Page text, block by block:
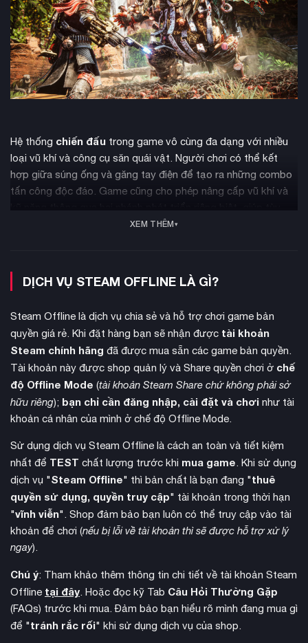
Hệ thống chiến đấu trong game vô cùng đa dạng với nhiều
loại vũ khí và công cụ săn quái vật. Người chơi có thể kết
hợp giữa súng ống và găng tay điện để tạo ra những combo
tấn công độc đáo. Game cũng cho phép nâng cấp vũ khí và
biến phong cách chiến đấu theo ý muốn.
Phầnchuyển độngcủa nhân vật được thiết kế mượt mà,
cho phép thực hiện các pha né tránh và phản công nhanh
nhẹn. Người chơi có thể chuyển đổi linh hoạt giữa các loại vũ
khí để đối phó với từng loại kẻ thù khác nhau. Hệ thống điều
khiển được tối ưu hóa giúp dễ dàng thực hiện các combo tấn
công phức tạp.
XEM THÊM
DỊCH VỤ STEAM OFFLINE LÀ GÌ?
Steam Offline là dịch vụ chia sẻ và hỗ trợ chơi game bản
quyền giá rẻ. Khi đặt hàng bạn sẽ nhận được tài khoản
Steam chính hãng đã được mua sẵn các game bản quyền.
Tài khoản này được shop quản lý và Share quyền chơi ở chế
độ Offline Mode (tài khoản Steam Share chứ không phải sở
hữu riêng); bạn chỉ cần đăng nhập, cài đặt và chơi như tài
khoản cá nhân của mình ở chế độ Offline Mode.
Sử dụng dịch vụ Steam Offline là cách an toàn và tiết kiệm
nhất để TEST chất lượng trước khi mua game. Khi sử dụng
dịch vụ "Steam Offline" thì bản chất là bạn đang "thuê
quyền sử dụng, quyền truy cập" tài khoản trong thời hạn
"vĩnh viễn". Shop đảm bảo bạn luôn có thể truy cập vào tài
khoản để chơi (nếu bị lỗi về tài khoản thì sẽ được hỗ trợ xử lý
ngay).
Chú ý: Tham khảo thêm thông tin chi tiết về tài khoản Steam
Offline tại đây. Hoặc đọc kỹ Tab Câu Hỏi Thường Gặp
(FAQs) trước khi mua. Đảm bảo bạn hiểu rõ mình đang mua gì
để "tránh rắc rối" khi sử dụng dịch vụ của shop.